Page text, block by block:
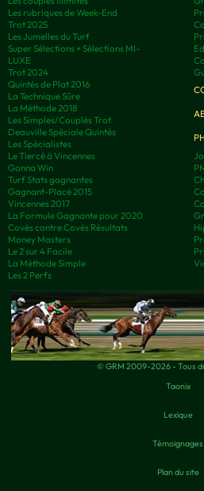
Les rubriques de Week-End
Trot 2025
Les Jumelles du Turf
Super Sélections + Sélections MI-
LUXE
Trot 2024
Quintés de Plat 2016
La Technique Sûre
La Méthode 2018
Les Simples/Couplés Trot
Deauville Spéciale Quintés
Les Spécialistes
Le Tiercé à Vincennes
Gonna Win
Turf Stats gagnantes
Gagnant-Placé 2015
Vincennes 2017
La Formule Gagnante pour 2020
Covès contre Covès Résultats
Money Masters
Le 2 sur 4 Facile
La Méthode Simple
Les 2 Perfs
© GRM 2009-2026 - Tous
Taonix
Lexique
Témoignages
Plan du site